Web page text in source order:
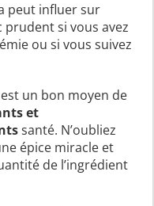
peut influer sur
prudent si vous avez
ou si vous suivez
un bon moyen de
et
santé. N’oubliez
épice miracle et
de l’ingrédient